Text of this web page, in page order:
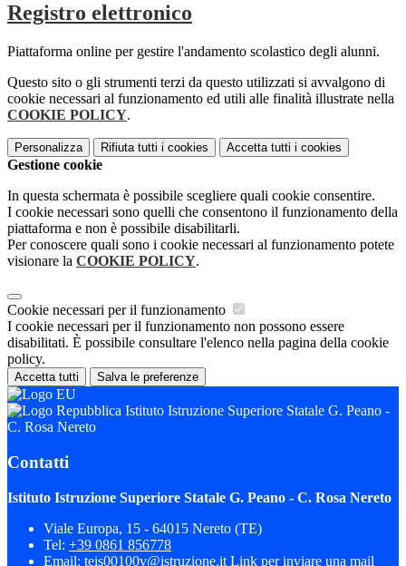
Registro elettronico
Piattaforma online per gestire l'andamento scolastico degli alunni.
Questo sito o gli strumenti terzi da questo utilizzati si avvalgono di
cookie necessari al funzionamento ed utili alle finalità illustrate nella
COOKIE POLICY.
Personalizza Rifiuta tutti i cookies Accetta tutti i cookies
Gestione cookie
In questa schermata è possibile scegliere quali cookie consentire.
I cookie necessari sono quelli che consentono il funzionamento della
piattaforma e non è possibile disabilitarli.
Per conoscere quali sono i cookie necessari al funzionamento potete
visionare la COOKIE POLICY.
Cookie necessari per il funzionamento
I cookie necessari per il funzionamento non possono essere
disabilitati. È possibile consultare l'elenco nella pagina della cookie
policy.
Accetta tutti Salva le preferenze
Istituto Istruzione Superiore Statale G. Peano -
C. Rosa Nereto
Contatti
Istituto Istruzione Superiore Statale G. Peano - C. Rosa Nereto
Viale Europa, 15 - 64015 Nereto (TE)
Tel: +39 0861 856778
Email: teis00100v@istruzione.it Link per inviare una mail